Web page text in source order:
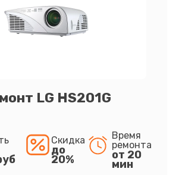
LG HS201G
Скидка
до
20%
Время
ремонта
от 20
мин